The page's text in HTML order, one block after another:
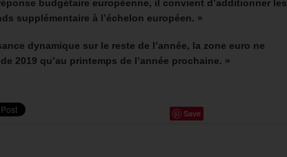
budgétaire européenne, il convient d’additionner les
supplémentaire à l’échelon européen. »
dynamique sur le reste de l’année, la zone euro ne
2019 qu’au printemps de l’année prochaine. »
Save